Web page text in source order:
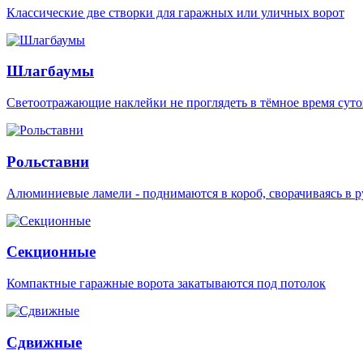
Классические две створки для гаражных или уличных ворот
Шлагбаумы
Светоотражающие наклейки не проглядеть в тёмное время
Рольставни
Алюминиевые ламели - поднимаются в короб, сворачиваясь в
Секционные
Компактные гаражные ворота закатываются под потолок
Сдвижные